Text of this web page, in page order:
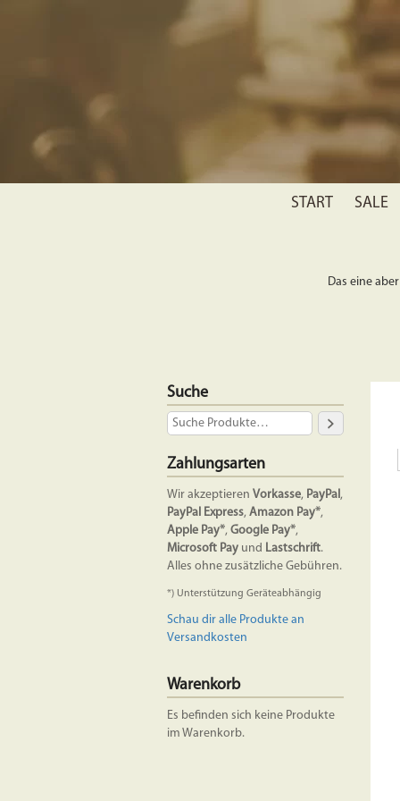
START SALE
Das eine
Suche
Zahlungsarten
Wir akzeptieren Vorkasse, PayPal,
PayPal Express, Amazon Pay*,
Apple Pay*, Google Pay*,
Microsoft Pay und Lastschrift.
Alles ohne zusätzliche Gebühren.
*) Unterstützung Geräteabhängig
Schau dir alle Produkte an
Versandkosten
Warenkorb
Es befinden sich keine Produkte
im Warenkorb.